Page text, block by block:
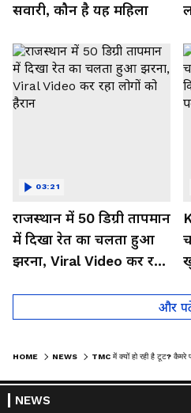
सवारी, कौन है यह महिला
राजस्थान में 50 डिग्री तापमान
में दिखा रेत का चलता हुआ
झरना, Viral Video कर रहा
03:21
और
HOME NEWS
NEWS